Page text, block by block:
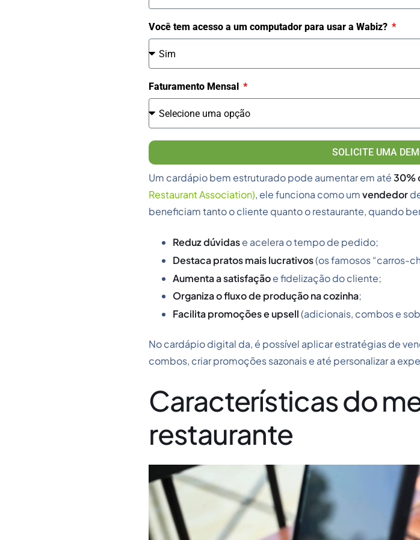
Você tem acesso a um computador para usar a Wabiz?
Faturamento Mensal
SOLICITE UMA
Um cardápio bem estruturado pode aumentar em até30%
Restaurant Association), ele funciona como umvendedor
beneficiam tanto o cliente quanto o restaurante, quando
Reduz dúvidase acelera o tempo de pedido;
Destaca pratos mais lucrativos(os famosos “carros-
Aumenta a satisfaçãoe fidelização do cliente;
Organiza o fluxo de produção na cozinha;
Facilita promoções e upsell(adicionais, combos e
No cardápio digital da, é possível aplicar estratégias de
combos, criar promoções sazonais e até personalizar a
Características do
restaurante